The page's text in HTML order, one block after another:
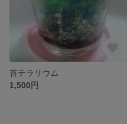
苔テラリウム
1,500円